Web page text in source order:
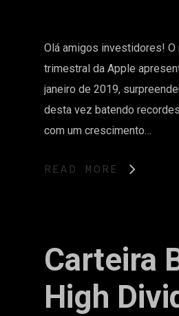
Olá amigos investidores! O
trimestral da Apple
janeiro de 2019,
desta vez batendo
com um crescimento…
READ MORE
Carteira
High